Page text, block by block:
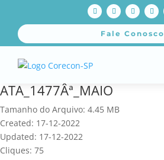
Fale Conosco
ATA_1477Âª_MAIO
Tamanho do Arquivo: 4.45 MB
Created: 17-12-2022
Updated: 17-12-2022
Cliques: 75